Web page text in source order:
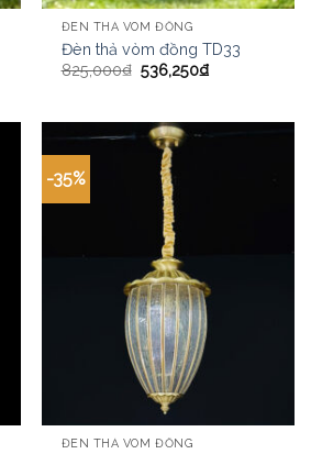
ĐÈN THẢ VÒM ĐỒNG
Đèn thả vòm đồng TD33
825,000₫ 536,250₫
-35%
ĐÈN THẢ VÒM ĐỒNG